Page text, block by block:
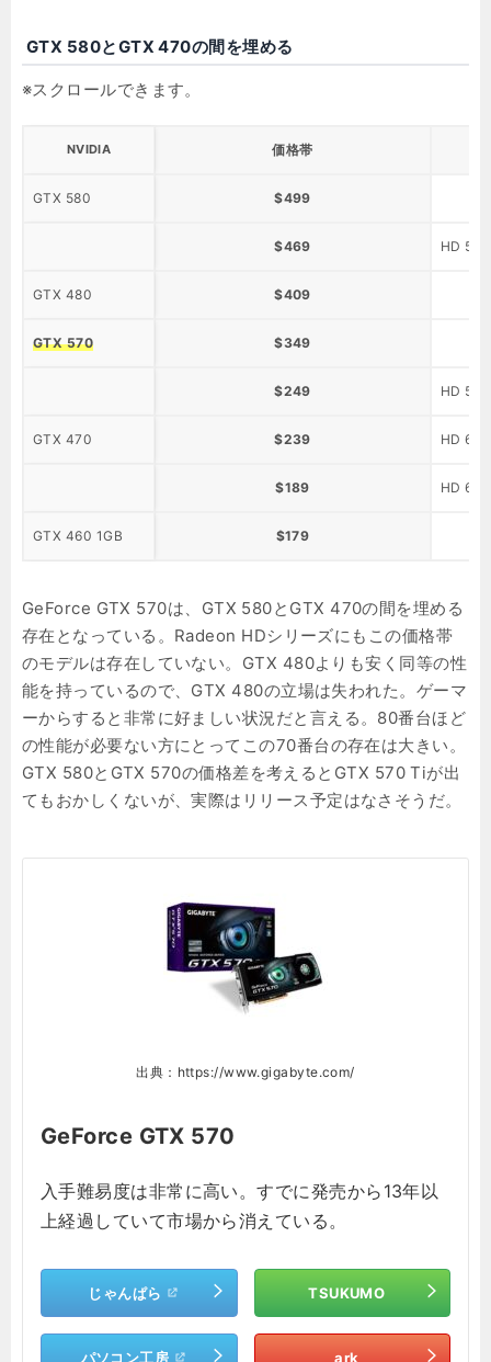
GTX 580とGTX 470の間を埋める
NVIDIA 価格帯
GTX 580 $499
$469 HD
GTX 480 $409
GTX 570 $349
$249 HD
GTX 470 $239 HD
$189 HD
GTX 460 1GB $179
GeForce GTX 570は、GTX 580とGTX 470の間を埋める
存在となっている。Radeon HDシリーズにもこの価格帯
のモデルは存在していない。GTX 480よりも安く同等の性
能を持っているので、GTX 480の立場は失われた。ゲーマ
ーからすると非常に好ましい状況だと言える。80番台ほど
の性能が必要ない方にとってこの70番台の存在は大きい。
GTX 580とGTX 570の価格差を考えるとGTX 570 Tiが出
てもおかしくないが、実際はリリース予定はなさそうだ。
出典：https://www.gigabyte.com/
GeForce GTX 570
入手難易度は非常に高い。すでに発売から13年以
上経過していて市場から消えている。
じゃんぱら TSUKUMO
パソコン工房 ark